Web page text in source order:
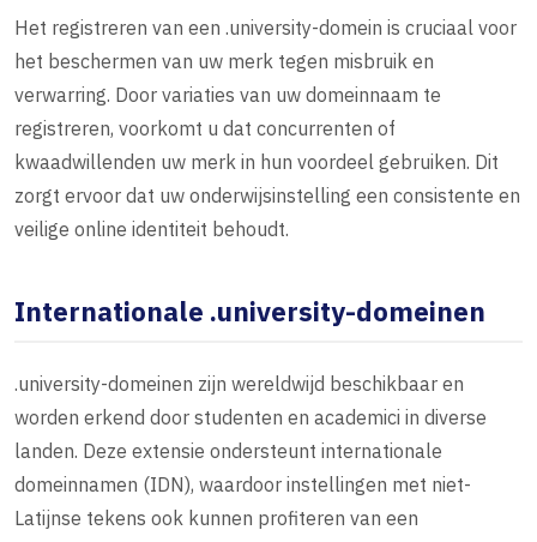
Het registreren van een .university-domein is cruciaal voor
het beschermen van uw merk tegen misbruik en
verwarring. Door variaties van uw domeinnaam te
registreren, voorkomt u dat concurrenten of
kwaadwillenden uw merk in hun voordeel gebruiken. Dit
zorgt ervoor dat uw onderwijsinstelling een consistente en
veilige online identiteit behoudt.
Internationale .university-domeinen
.university-domeinen zijn wereldwijd beschikbaar en
worden erkend door studenten en academici in diverse
landen. Deze extensie ondersteunt internationale
domeinnamen (IDN), waardoor instellingen met niet-
Latijnse tekens ook kunnen profiteren van een